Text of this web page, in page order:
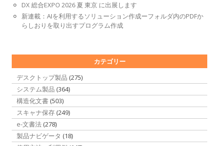
DX 総合EXPO 2026 夏 東京 に出展します
新連載：AIを利用するソリューション作成ーフォルダ内のPDFか
らしおりを取り出すプログラム作成
カテゴリー
デスクトップ製品 (275)
システム製品 (364)
構造化文書 (503)
スキャナ保存 (249)
e-文書法 (278)
製品ナビゲータ (18)